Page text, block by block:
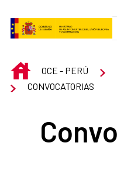
INICIOOCE - PERÚ
CONVOCATORIAS